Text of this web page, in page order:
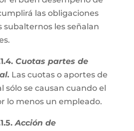
las obligaciones
subalternos les señalan
Cuotas partes de
Las cuotas o aportes de
sólo se causan cuando el
lo menos un empleado.
Acción de